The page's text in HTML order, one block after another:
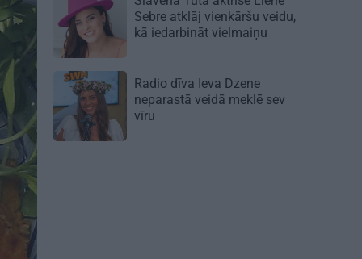
Sebre atklāj vienkāršu veidu,
kā iedarbināt vielmaiņu
Radio dīva Ieva Dzene
neparastā veidā meklē sev
vīru